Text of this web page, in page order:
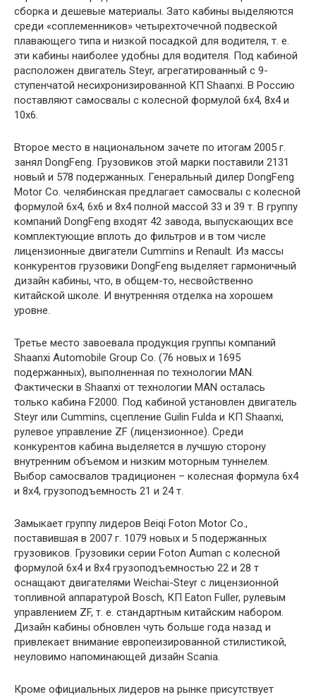
сборка и дешевые материалы. Зато кабины выделяются
среди «соплеменников» четырехточечной подвеской
плавающего типа и низкой посадкой для водителя, т. е.
эти кабины наиболее удобны для водителя. Под кабиной
расположен двигатель Steyr, агрегатированный с 9-
ступенчатой несихронизированной КП Shaanxi. В Россию
поставляют самосвалы с колесной формулой 6х4, 8х4 и
10х6.
Второе место в национальном зачете по итогам 2005 г.
занял DongFeng. Грузовиков этой марки поставили 2131
новый и 578 подержанных. Генеральный дилер DongFeng
Motor Co. челябинская предлагает самосвалы с колеcной
формулой 6х4, 6х6 и 8х4 полной массой 33 и 39 т. В группу
компаний DongFeng входят 42 завода, выпускающих все
комплектующие вплоть до фильтров и в том числе
лицензионные двигатели Cummins и Renault. Из массы
конкурентов грузовики DongFeng выделяет гармоничный
дизайн кабины, что, в общем-то, несвойственно
китайской школе. И внутренняя отделка на хорошем
уровне.
Третье место завоевала продукция группы компаний
Shaanxi Automobile Group Co. (76 новых и 1695
подержанных), выполненная по технологии MAN.
Фактически в Shaanxi от технологии MAN осталась
только кабина F2000. Под кабиной установлен двигатель
Steyr или Cummins, сцепление Guilin Fulda и КП Shaanxi,
рулевое управление ZF (лицензионное). Среди
конкурентов кабина выделяется в лучшую сторону
внутренним объемом и низким моторным туннелем.
Выбор самосвалов традиционен – колесная формула 6х4
и 8х4, грузоподъемность 21 и 24 т.
Замыкает группу лидеров Beiqi Foton Motor Co.,
поставившая в 2007 г. 1079 новых и 5 подержанных
грузовиков. Грузовики серии Foton Auman с колесной
формулой 6х4 и 8х4 грузоподъемностью 22 и 28 т
оснащают двигателями Weichai-Steyr с лицензионной
топливной аппаратурой Bosch, КП Eaton Fuller, рулевым
управлением ZF, т. е. стандартным китайским набором.
Дизайн кабины обновлен чуть больше года назад и
привлекает внимание европеизированной стилистикой,
неуловимо напоминающей дизайн Scania.
Кроме официальных лидеров на рынке присутствует